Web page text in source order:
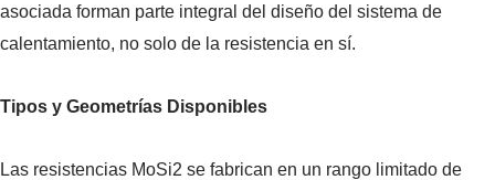
asociada forman parte integral del diseño del sistema de
calentamiento, no solo de la resistencia en sí.
Tipos y Geometrías Disponibles
Las resistencias MoSi2 se fabrican en un rango limitado de